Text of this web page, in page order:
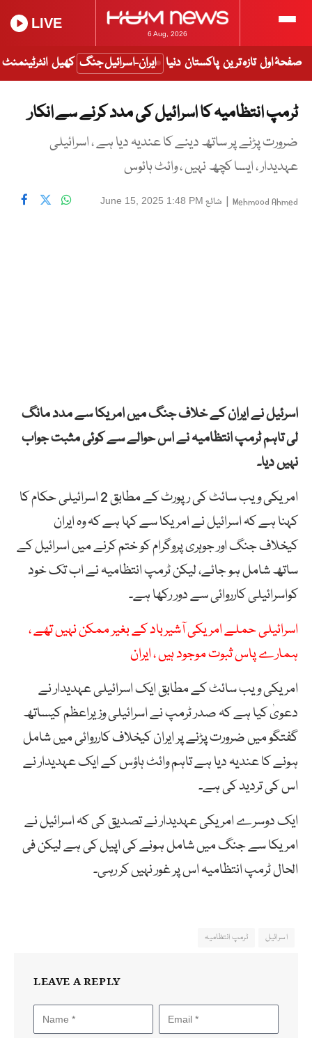
6 Aug, 2026
LIVE
صفحۂ اول تازہ ترین پاکستان دنیا ایران-اسرائیل جنگ کھیل انٹرٹینمنٹ
ٹرمپ انتظامیہ کا اسرائیل کی مدد کرنے سے انکار
ضرورت پڑنے پر ساتھ دینے کا عندیہ دیا ہے ، اسرائیلی
عہدیدار ، ایسا کچھ نہیں ، وائٹ ہائوس
Mehmood Ahmed
| شائع June 15, 2025 1:48 PM
اسرئیل نے ایران کے خلاف جنگ میں امریکا سے مدد مانگ
لی تاہم ٹرمپ انتظامیہ نے اس حوالے سے کوئی مثبت جواب
نہیں دیا۔
امریکی ویب سائٹ کی رپورٹ کے مطابق 2 اسرائیلی حکام کا
کہنا ہے کہ اسرائیل نے امریکا سے کہا ہے کہ وہ ایران
کیخلاف جنگ اور جوہری پروگرام کو ختم کرنے ​​میں اسرائیل کے
ساتھ شامل ہو جائے، لیکن ٹرمپ انتظامیہ نے اب تک خود
کواسرائیلی کارروائی سے دور رکھا ہے۔
اسرائیلی حملے امریکی آشیرباد کے بغیر ممکن نہیں تھے ،
ہمارے پاس ثبوت موجود ہیں ، ایران
امریکی ویب سائٹ کے مطابق ایک اسرائیلی عہدیدار نے
دعویٰ کیا ہے کہ صدر ٹرمپ نے اسرائیلی وزیراعظم کیساتھ
گفتگو میں ضرورت پڑنے پر ایران کیخلاف کارروائی میں شامل
ہونے کا عندیہ دیا ہے تاہم وائٹ ہاؤس کے ایک عہدیدار نے
اس کی تردید کی ہے۔
ایک دوسرے امریکی عہدیدار نے تصدیق کی کہ اسرائیل نے
امریکا سے جنگ میں شامل ہونے کی اپیل کی ہے لیکن فی
الحال ٹرمپ انتظامیہ اس پر غور نہیں کر رہی۔
اسرائیل ٹرمپ انتظامیہ
LEAVE A REPLY